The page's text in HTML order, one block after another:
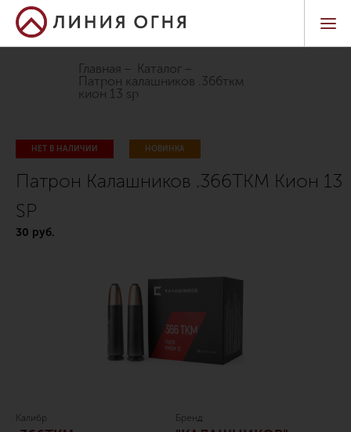
Главная
Каталог
патрон калашников .366ткм
кион 13 sp
НЕТ В НАЛИЧИИ НОВИНКА
Патрон Калашников .366ТКМ Кион 13
SP
30 руб.
Калибр Бренд